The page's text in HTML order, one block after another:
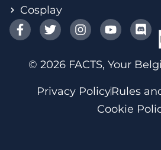
Cosplay
© 2026 FACTS, Your
Privacy PolicyRules
Cookie